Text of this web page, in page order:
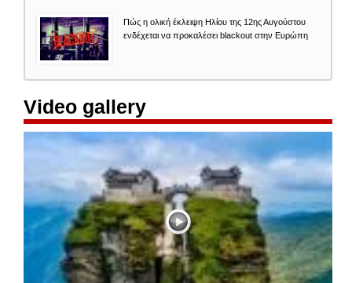
Πώς η ολική έκλειψη Ηλίου της 12ης Αυγούστου
ενδέχεται να προκαλέσει blackout στην Ευρώπη
Video gallery